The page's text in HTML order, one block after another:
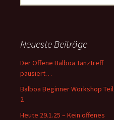
u
n
a
c
h
:
Neueste Beiträge
Der Offene Balboa Tanztreff
pausiert…
Balboa Beginner Workshop Teil
2
Heute 29.1.25 – Kein offenes